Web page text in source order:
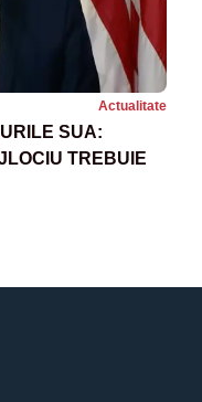
Actualitate
SUA:
TREBUIE